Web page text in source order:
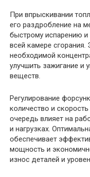
При впрыскивании
его раздробление на
быстрому испарению
всей камере сгорания.
необходимой
улучшить зажигание
веществ.
Регулирование
количество и
очередь влияет на
и нагрузках.
обеспечивает
мощность и
износ деталей и